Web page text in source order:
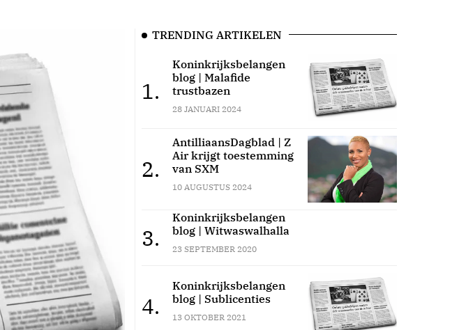
TRENDING ARTIKELEN
1.
Koninkrijksbelangen
blog | Malafide
trustbazen
28 JANUARI 2024
2.
AntilliaansDagblad | Z
Air krijgt toestemming
van SXM
10 AUGUSTUS 2024
3.
Koninkrijksbelangen
blog | Witwaswalhalla
23 SEPTEMBER 2020
4.
Koninkrijksbelangen
blog | Sublicenties
13 OKTOBER 2021